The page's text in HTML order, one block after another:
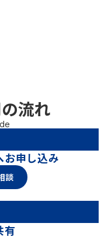
流れ
お申し込み
談
有